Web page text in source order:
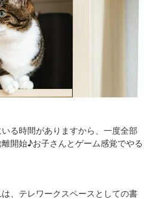
る時間がありますから、一度全部
開始♪お子さんとゲーム感覚でやる
、テレワークスペースとしての書